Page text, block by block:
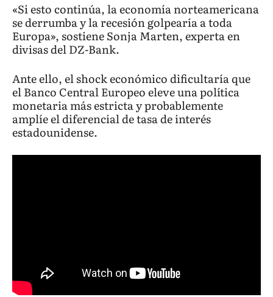
«Si esto continúa, la economía norteamericana
se derrumba y la recesión golpearía a toda
Europa», sostiene Sonja Marten, experta en
divisas del DZ-Bank.
Ante ello, el shock económico dificultaría que
el Banco Central Europeo eleve una política
monetaria más estricta y probablemente
amplíe el diferencial de tasa de interés
estadounidense.